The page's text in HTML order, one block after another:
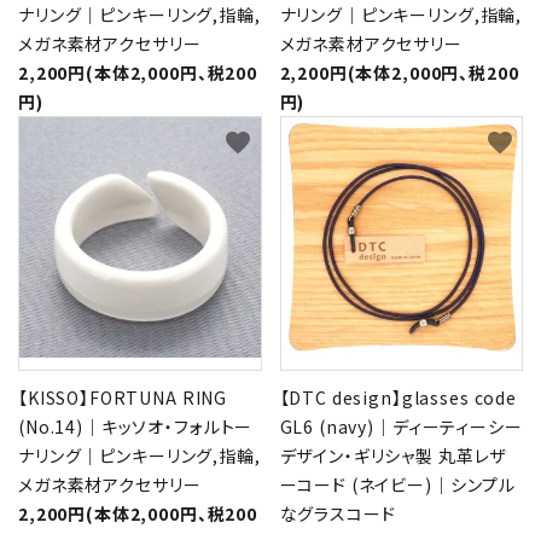
ナリング｜ピンキーリング,指輪,
メガネ素材アクセサリー
2,200円(本体2,000円、税200
円)
ナリング｜ピンキーリング,指輪,
メガネ素材アクセサリー
2,200円(本体2,000円、税200
円)
【KISSO】FORTUNA RING
(No.14)｜キッソオ・フォルトー
ナリング｜ピンキーリング,指輪,
メガネ素材アクセサリー
2,200円(本体2,000円、税200
favorite
【DTC design】glasses code
GL6 (navy)｜ディーティーシー
デザイン・ギリシャ製 丸革レザ
ーコード (ネイビー)｜シンプル
なグラスコード
favorite